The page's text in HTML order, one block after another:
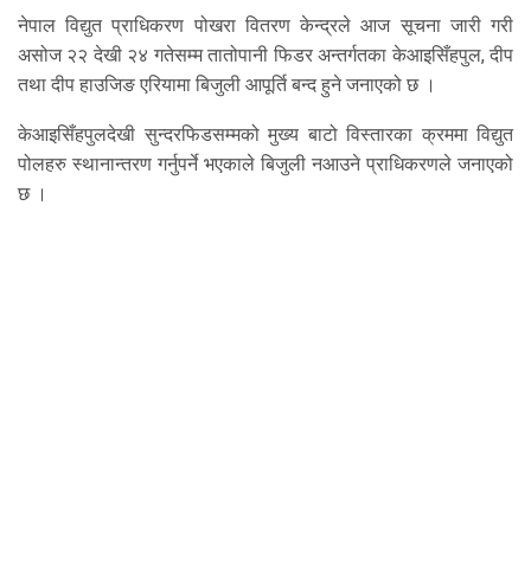
नेपाल विद्युत प्राधिकरण पोखरा वितरण केन्द्रले आज सूचना जारी गरी
असोज २२ देखी २४ गतेसम्म तातोपानी फिडर अन्तर्गतका केआइसिँहपुल, दीप
तथा दीप हाउजिङ एरियामा बिजुली आपूर्ति बन्द हुने जनाएको छ ।
केआइसिँहपुलदेखी सुन्दरफिडसम्मको मुख्य बाटो विस्तारका क्रममा विद्युत
पोलहरु स्थानान्तरण गर्नुपर्ने भएकाले बिजुली नआउने प्राधिकरणले जनाएको
छ ।